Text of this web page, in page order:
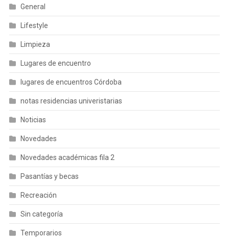
General
Lifestyle
Limpieza
Lugares de encuentro
lugares de encuentros Córdoba
notas residencias univeristarias
Noticias
Novedades
Novedades académicas fila 2
Pasantías y becas
Recreación
Sin categoría
Temporarios